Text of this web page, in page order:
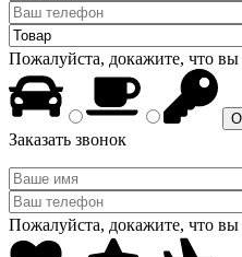
Пожалуйста, докажите, что вы
Заказать звонок
Пожалуйста, докажите, что вы